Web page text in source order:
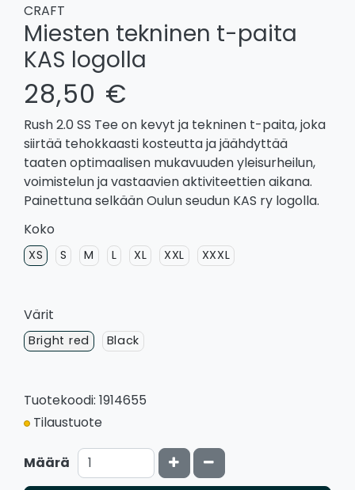
CRAFT
Miesten tekninen t-paita
KAS logolla
28,50 €
Rush 2.0 SS Tee on kevyt ja tekninen t-paita, joka
siirtää tehokkaasti kosteutta ja jäähdyttää
taaten optimaalisen mukavuuden yleisurheilun,
voimistelun ja vastaavien aktiviteettien aikana.
Painettuna selkään Oulun seudun KAS ry logolla.
Koko
XS S M L XL XXL XXXL
Värit
Bright red Black
Tuotekoodi: 1914655
Tilaustuote
Määrä Kasvata määrää
Vähennä määrää